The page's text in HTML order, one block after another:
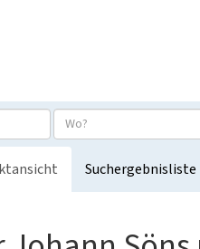
Suchergebnisliste